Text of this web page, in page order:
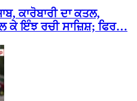
ਕਾਰੋਬਾਰੀ ਦਾ ਕਤਲ,
ਕੇ ਇੰਝ ਰਚੀ ਸਾਜ਼ਿਸ਼; ਫਿਰ…